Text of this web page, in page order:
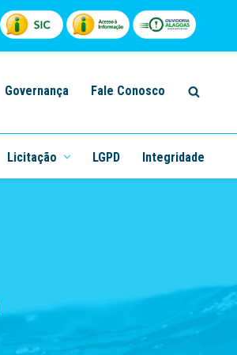
Governança Fale Conosco
Licitação LGPD Integridade